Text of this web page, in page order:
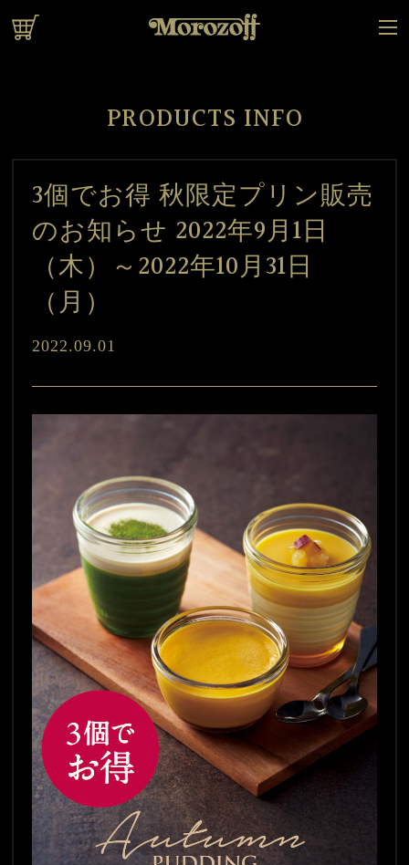
PRODUCTS INFO
3個でお得 秋限定プリン販売
のお知らせ 2022年9月1日
（木）～2022年10月31日
（月）
2022.09.01